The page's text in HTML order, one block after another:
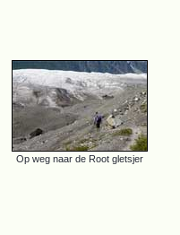
Op weg naar de Root gletsjer